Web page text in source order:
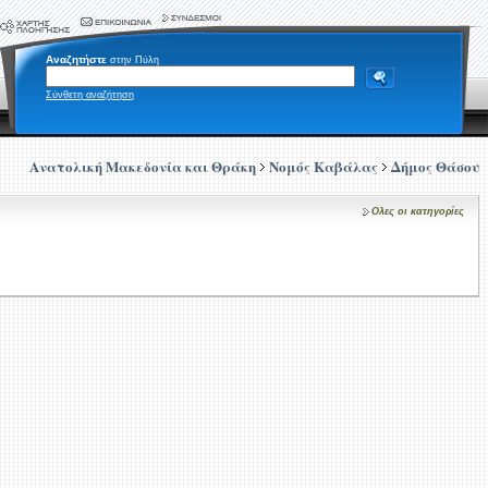
Αναζητήστε στην Πύλη
Σύνθετη αναζήτηση
Ανατολική Μακεδονία και Θράκη Νομός Καβάλας Δήμος Θάσου
Ολες οι κατηγορίες